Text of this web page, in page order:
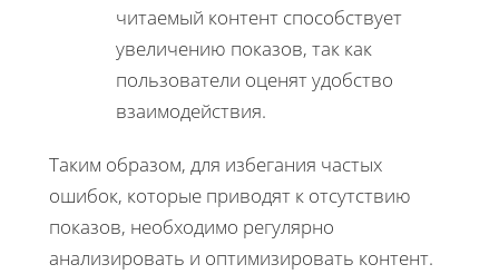
читаемый контент способствует
увеличению показов, так как
пользователи оценят удобство
взаимодействия.
Таким образом, для избегания частых
ошибок, которые приводят к отсутствию
показов, необходимо регулярно
анализировать и оптимизировать контент.